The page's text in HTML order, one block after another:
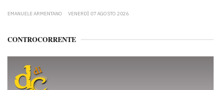
EMANUELE ARMENTANO VENERDÌ 07 AGOSTO 2026
CONTROCORRENTE